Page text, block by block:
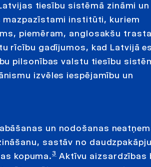
tiesību sistēmā zināmi un
institūti, kuriem
piemēram, anglosakšu
rīcību gadījumos, kad Latvijā
pilsonības valstu tiesību
izvēles iespējamību un
un nodošanas
sastāv no daudzpakāpju
kopuma.3 Aktīvu aizsardzības